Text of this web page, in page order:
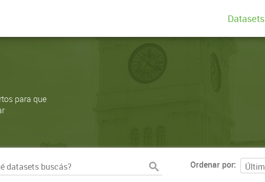
Datasets
para que
Ordenar por